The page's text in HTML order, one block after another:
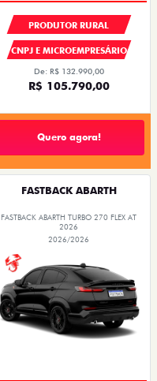
PRODUTOR RURAL
CNPJ E MICROEMPRESÁRIO
De: R$ 132.990,00
R$ 105.790,00
Quero agora!
FASTBACK ABARTH
FASTBACK ABARTH TURBO 270 FLEX AT
2026
2026/2026